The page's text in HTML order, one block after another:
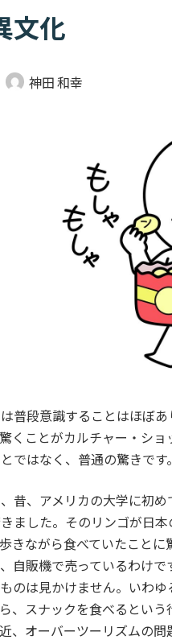
文化
神田 和幸
普段意識することはほぼ
くことがカルチャー・シ
ではなく、普通の驚きです。
昔、アメリカの大学に初
ました。そのリンゴが日
きながら食べていたこと
自販機で売っているわけ
のは見かけません。いわ
、スナックを食べるとい
、オーバーツーリズムの